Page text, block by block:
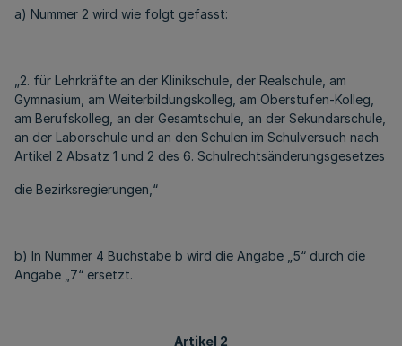
a) Nummer 2 wird wie folgt gefasst:
„2. für Lehrkräfte an der Klinikschule, der Realschule, am
Gymnasium, am Weiterbildungskolleg, am Oberstufen-Kolleg,
am Berufskolleg, an der Gesamtschule, an der Sekundarschule,
an der Laborschule und an den Schulen im Schulversuch nach
Artikel 2 Absatz 1 und 2 des 6. Schulrechtsänderungsgesetzes
die Bezirksregierungen,“
b) In Nummer 4 Buchstabe b wird die Angabe „5“ durch die
Angabe „7“ ersetzt.
Artikel 2